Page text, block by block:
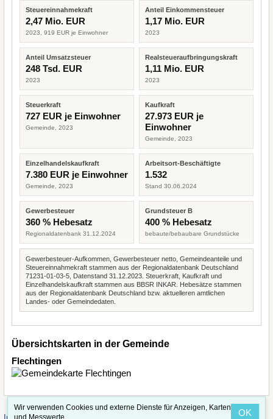
Steuereinnahmekraft
2,47 Mio. EUR
2023, 919 EUR je Einwohner
Anteil Einkommensteuer
1,17 Mio. EUR
2023
Anteil Umsatzsteuer
248 Tsd. EUR
2023
Realsteueraufbringungskraft
1,11 Mio. EUR
2023
Steuerkraft
727 EUR je Einwohner
Gemeinde, 2023
Kaufkraft
27.973 EUR je
Einwohner
Gemeinde, 2023
Einzelhandelskaufkraft
7.380 EUR je Einwohner
Gemeinde, 2023
Arbeitsort-Beschäftigte
1.532
Stand 30.06.2024
Gewerbesteuer
360 % Hebesatz
Regionaldatenbank 31.12.2024
Grundsteuer B
400 % Hebesatz
bebaute/bebaubare Grundstücke
Gewerbesteuer-Aufkommen, Gewerbesteuer netto, Gemeindeanteile und
Steuereinnahmekraft stammen aus der Regionaldatenbank Deutschland
71231-01-03-5, Datenstand 31.12.2023. Steuerkraft, Kaufkraft und
Einzelhandelskaufkraft stammen aus BBSR INKAR. Hebesätze stammen
aus der Regionaldatenbank Deutschland bzw. aktuelleren amtlichen
Landes- oder Gemeindedaten.
Übersichtskarten in der Gemeinde
Flechtingen
Wir verwenden Cookies und externe Dienste für Anzeigen, Karten
und Messwerte.
OK